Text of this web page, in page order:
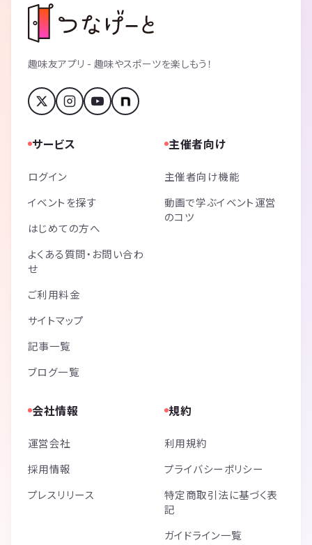
趣味友アプリ - 趣味やスポーツを楽しもう！
サービス
ログイン
イベントを探す
はじめての方へ
よくある質問・お問い合わ
せ
ご利用料金
サイトマップ
記事一覧
ブログ一覧
主催者向け
主催者向け機能
動画で学ぶイベント運営
のコツ
会社情報
運営会社
採用情報
プレスリリース
規約
利用規約
プライバシーポリシー
特定商取引法に基づく表
記
ガイドライン一覧